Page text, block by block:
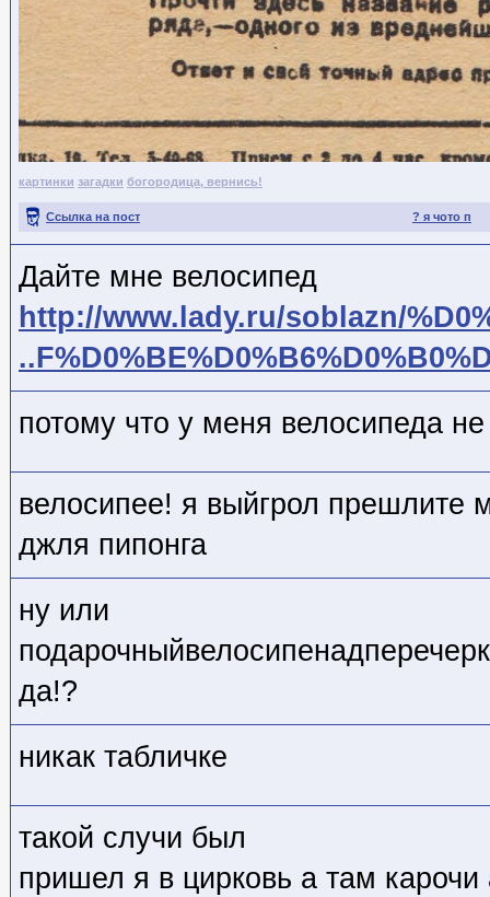
картинки загадки богородица, вернись!
? я чото п
Ссылка на пост
Дайте мне велосипед
http://www.lady.ru/soblazn/
потому что у меня велосипеда
велосипее! я выйгрол прешлите
джля пипонга
ну или
да!?
никак табличке
такой случи был
пришел я в цирковь а там карочи